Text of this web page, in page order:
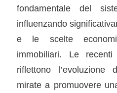
fondamentale del
influenzando
e le scelte
immobiliari. Le
riflettono l’evoluzione
mirate a promuovere